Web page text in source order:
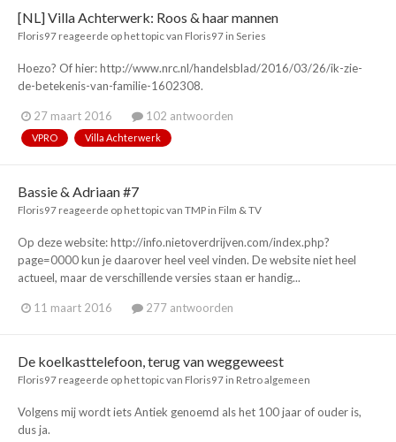
[NL] Villa Achterwerk: Roos & haar mannen
Floris97 reageerde op het topic van Floris97 in Series
Hoezo? Of hier: http://www.nrc.nl/handelsblad/2016/03/26/ik-zie-
de-betekenis-van-familie-1602308.
27 maart 2016 102 antwoorden
VPRO Villa Achterwerk
Bassie & Adriaan #7
Floris97 reageerde op het topic van TMP in Film & TV
Op deze website: http://info.nietoverdrijven.com/index.php?
page=0000 kun je daarover heel veel vinden. De website niet heel
actueel, maar de verschillende versies staan er handig...
11 maart 2016 277 antwoorden
De koelkasttelefoon, terug van weggeweest
Floris97 reageerde op het topic van Floris97 in Retro algemeen
Volgens mij wordt iets Antiek genoemd als het 100 jaar of ouder is,
dus ja.